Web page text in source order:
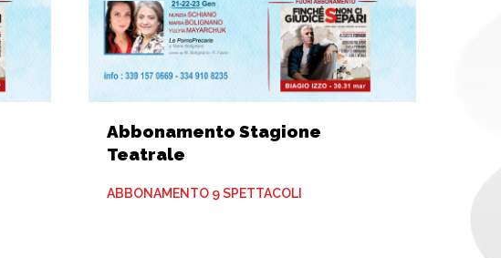
Abbonamento Stagione
Teatrale
ABBONAMENTO 9 SPETTACOLI